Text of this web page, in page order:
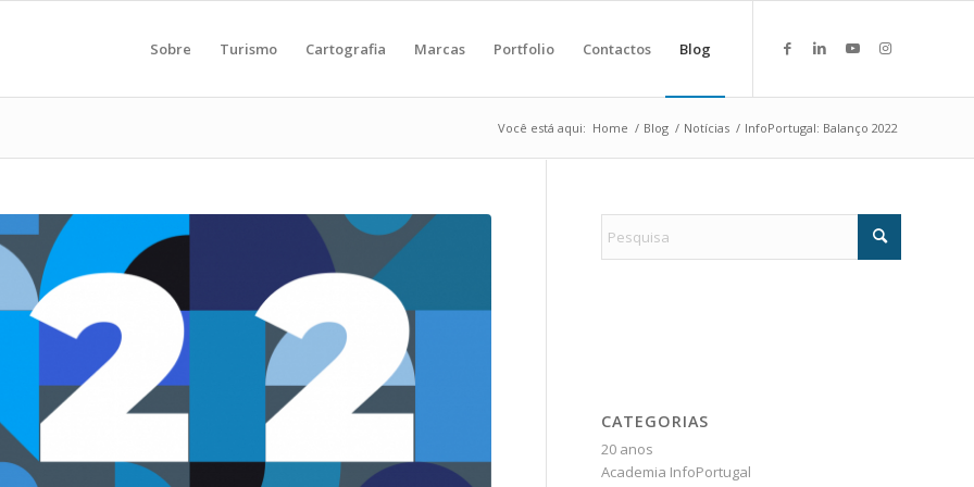
Sobre Turismo Cartografia Marcas Portfolio Contactos Blog
Você está aqui: Home / Blog / Notícias / InfoPortugal: Balanço 2022
CATEGORIAS
20 anos
Academia InfoPortugal